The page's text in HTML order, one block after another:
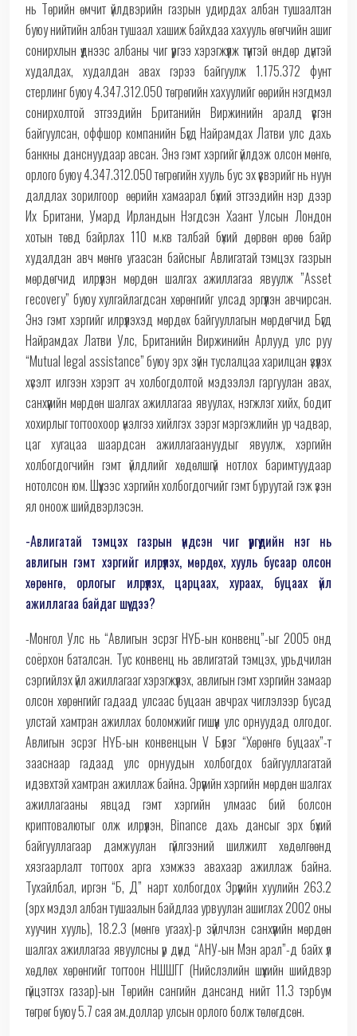
нь Төрийн өмчит үйлдвэрийн газрын удирдах албан тушаалтан
буюу нийтийн албан тушаал хашиж байхдаа хахууль өгөгчийн ашиг
сонирхлын үүднээс албаны чиг үүргээ хэрэгжүүлж түүнтэй өндөр дүнтэй
худалдах, худалдан авах гэрээ байгуулж 1.175.372 фунт
стерлинг буюу 4.347.312.050 төгрөгийн хахуулийг өөрийн нэгдмэл
сонирхолтой этгээдийн Британийн Виржинийн аралд үүсгэн
байгуулсан, оффшор компанийн Бүгд Найрамдах Латви улс дахь
банкны данснуудаар авсан. Энэ гэмт хэргийг үйлдэж олсон мөнгө,
орлого буюу 4.347.312.050 төгрөгийн хууль бус эх үүсвэрийг нь нуун
далдлах зорилгоор өөрийн хамаарал бүхий этгээдийн нэр дээр
Их Британи, Умард Ирландын Нэгдсэн Хаант Улсын Лондон
хотын төвд байрлах 110 м.кв талбай бүхий дөрвөн өрөө байр
худалдан авч мөнгө угаасан байсныг Авлигатай тэмцэх газрын
мөрдөгчид илрүүлэн мөрдөн шалгах ажиллагаа явуулж ”Asset
recovery” буюу хулгайлагдсан хөрөнгийг улсад эргүүлэн авчирсан.
Энэ гэмт хэргийг илрүүлэхэд мөрдөх байгууллагын мөрдөгчид Бүгд
Найрамдах Латви Улc, Британийн Виржинийн Арлууд улс руу
“Mutual legal assistance” буюу эрх зүйн туслалцаа харилцан үзүүлэх
хүсэлт илгээн хэрэгт ач холбогдолтой мэдээлэл гаргуулан авах,
санхүүгийн мөрдөн шалгах ажиллагаа явуулах, нэгжлэг хийх, бодит
хохирлыг тогтоохоор үнэлгээ хийлгэх зэрэг мэргэжлийн ур чадвар,
цаг хугацаа шаардсан ажиллагаануудыг явуулж, хэргийн
холбогдогчийн гэмт үйлдлийг хөдөлшгүй нотлох баримтуудаар
нотолсон юм. Шүүхээс хэргийн холбогдогчийг гэмт буруутай гэж үзэн
ял оноож шийдвэрлэсэн.
-Авлигатай тэмцэх газрын үндсэн чиг үүргүүдийн нэг нь
авлигын гэмт хэргийг илрүүлэх, мөрдөх, хууль бусаар олсон
хөрөнгө, орлогыг илрүүлэх, царцаах, хураах, буцаах үйл
ажиллагаа байдаг шүү дээ?
-Монгол Улс нь “Авлигын эсрэг НҮБ-ын конвенц”-ыг 2005 онд
соёрхон баталсан. Тус конвенц нь авлигатай тэмцэх, урьдчилан
сэргийлэх үйл ажиллагааг хэрэгжүүлэх, авлигын гэмт хэргийн замаар
олсон хөрөнгийг гадаад улсаас буцаан авчрах чиглэлээр бусад
улстай хамтран ажиллах боломжийг гишүүн улс орнуудад олгодог.
Авлигын эсрэг НҮБ-ын конвенцын V Бүлэг “Хөрөнгө буцаах”-т
зааснаар гадаад улс орнуудын холбогдох байгууллагатай
идэвхтэй хамтран ажиллаж байна. Эрүүгийн хэргийн мөрдөн шалгах
ажиллагааны явцад гэмт хэргийн улмаас бий болсон
криптовалютыг олж илрүүлэн, Binance дахь дансыг эрх бүхий
байгууллагаар дамжуулан гүйлгээний шилжилт хөдөлгөөнд
хязгаарлалт тогтоох арга хэмжээ авахаар ажиллаж байна.
Тухайлбал, иргэн “Б, Д” нарт холбогдох Эрүүгийн хуулийн 263.2
(эрх мэдэл албан тушаалын байдлаа урвуулан ашиглах 2002 оны
хуучин хууль), 18.2.3 (мөнгө угаах)-р зүйлчлэн санхүүгийн мөрдөн
шалгах ажиллагаа явуулсны үр дүнд “АНУ-ын Мэн арал”-д байх үл
хөдлөх хөрөнгийг тогтоон НШШГГ (Нийслэлийн шүүхийн шийдвэр
гүйцэтгэх газар)-ын Төрийн сангийн дансанд нийт 11.3 тэрбум
төгрөг буюу 5.7 сая ам.доллар улсын орлого болж төлөгдсөн.